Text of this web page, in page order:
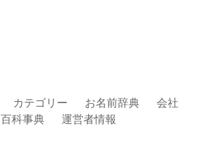
カテゴリー お名前辞典
会社
百科事典 運営者情報